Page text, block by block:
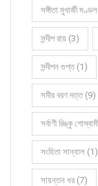
সঙ্গীতা মুখার্জী
সন্দীপ রায় (3)
সন্দীপন গুপ্ত (1)
সমীর বরণ দত্ত (9)
সর্বাণী রিঙ্কু
সংহিতা সান্যাল (1)
সায়ন্তন ধর (7)